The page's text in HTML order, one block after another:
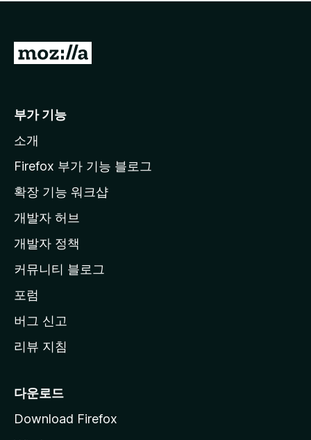
점
습
니
M
l
a
페
이
지
이
동
부가 기능
소개
Firefox 부가 기능 블로그
확장 기능 워크샵
개발자 허브
개발자 정책
커뮤니티 블로그
포럼
버그 신고
리뷰 지침
다운로드
Download Firefox